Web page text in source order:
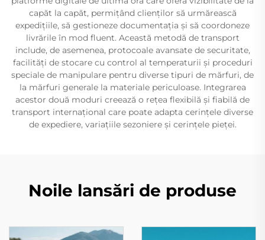
capăt la capăt, permițând clienților să urmărească
expedițiile, să gestioneze documentația și să coordoneze
livrările în mod fluent. Această metodă de transport
include, de asemenea, protocoale avansate de securitate,
facilități de stocare cu control al temperaturii și proceduri
speciale de manipulare pentru diverse tipuri de mărfuri, de
la mărfuri generale la materiale periculoase. Integrarea
acestor două moduri creează o rețea flexibilă și fiabilă de
transport internațional care poate adapta cerințele diverse
de expediere, variațiile sezoniere și cerințele pieței.
Noile lansări de produse